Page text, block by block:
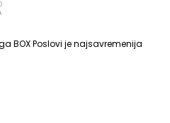
BOX Poslovi je najsavremenija